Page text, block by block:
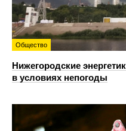
Общество
Нижегородские
в условиях непогоды